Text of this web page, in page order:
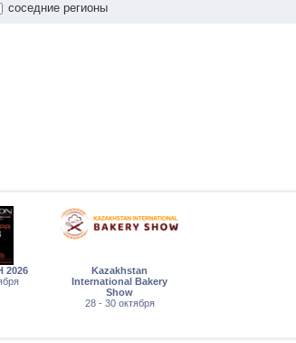
соседние регионы
Kazakhstan
International Bakery
Show
28 - 30 октября